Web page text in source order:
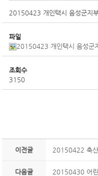
20150423 개인택시 음성군지
파일
20150423 개인택시 음성군
조회수
3150
이전글 20150422 축산
다음글 20150430 어린